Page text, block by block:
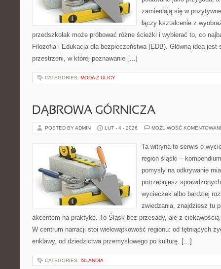
zamieniają się w
łączy kształcenie z
przedszkolak może próbować różne ścieżki i wybierać to, co
Filozofia i Edukacja dla bezpieczeństwa (EDB). Główną ideą jest
przestrzeni, w której poznawanie […]
CATEGORIES: MODA Z ULICY
DĄBROWA GÓRNICZA
POSTED BY ADMIN LUT - 4 - 2026 MOŻLIWOŚĆ
Ta witryna to serwis o
region śląski –
pomysły na odkrywanie
potrzebujesz
wycieczek albo bardziej
zwiedzania, znajdziesz tu
akcentem na praktykę. To Śląsk bez przesady, ale z
W centrum narracji stoi wielowątkowość regionu: od tętniących
enklawy, od dziedzictwa przemysłowego po kulturę. […]
CATEGORIES: ISLANDIA